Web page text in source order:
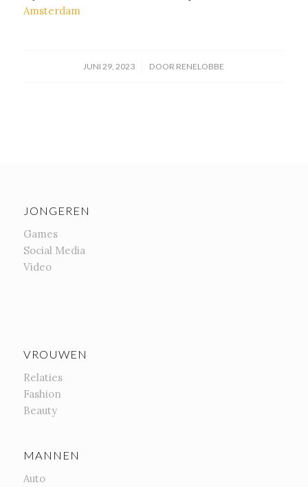
Amsterdam
JUNI 29, 2023
/ DOOR RENELOBBE
JONGEREN
Games
Social Media
Video
VROUWEN
Relaties
Fashion
Beauty
MANNEN
Auto